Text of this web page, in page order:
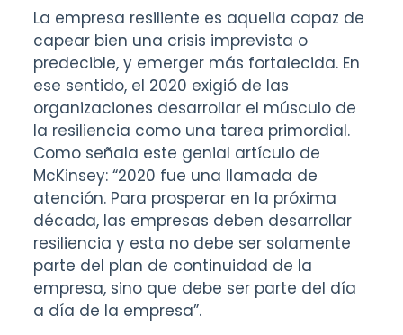
La empresa resiliente es aquella capaz de
capear bien una crisis imprevista o
predecible, y emerger más fortalecida. En
ese sentido, el 2020 exigió de las
organizaciones desarrollar el músculo de
la resiliencia como una tarea primordial.
Como señala este genial artículo de
McKinsey: “2020 fue una llamada de
atención. Para prosperar en la próxima
década, las empresas deben desarrollar
resiliencia y esta no debe ser solamente
parte del plan de continuidad de la
empresa, sino que debe ser parte del día
a día de la empresa”.